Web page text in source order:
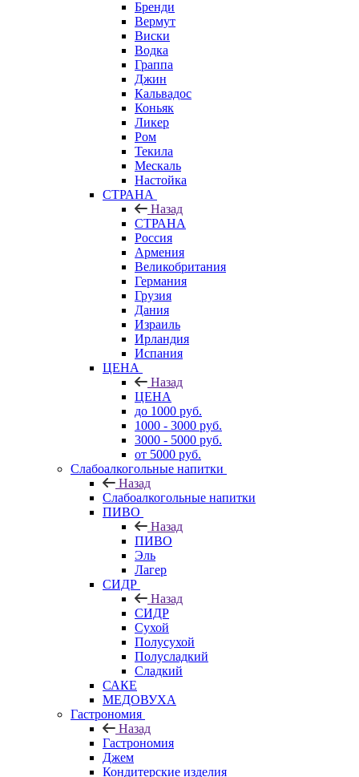
Бренди
Вермут
Виски
Водка
Граппа
Джин
Кальвадос
Коньяк
Ликер
Ром
Текила
Мескаль
Настойка
СТРАНА
Назад
СТРАНА
Россия
Армения
Великобритания
Германия
Грузия
Дания
Израиль
Ирландия
Испания
ЦЕНА
Назад
ЦЕНА
до 1000 руб.
1000 - 3000 руб.
3000 - 5000 руб.
от 5000 руб.
Слабоалкогольные напитки
Назад
Слабоалкогольные напитки
ПИВО
Назад
ПИВО
Эль
Лагер
СИДР
Назад
СИДР
Сухой
Полусухой
Полусладкий
Сладкий
САКЕ
МЕДОВУХА
Гастрономия
Назад
Гастрономия
Джем
Кондитерские изделия